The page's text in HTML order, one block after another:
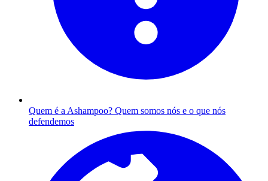
Quem é a Ashampoo? Quem somos nós e o que nós
defendemos